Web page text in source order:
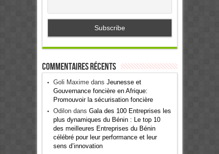
Commentaires récents
Goli Maximedans Jeunesse et
Gouvernance foncière en Afrique:
Promouvoir la sécurisation foncière
Odilondans Gala des 100 Entreprises les
plus dynamiques du Bénin : Le top 10
des meilleures Entreprises du Bénin
célébré pour leur performance et leur
sens d’innovation